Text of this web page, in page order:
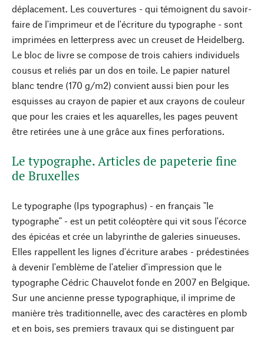
déplacement. Les couvertures - qui témoignent du savoir-
faire de l'imprimeur et de l'écriture du typographe - sont
imprimées en letterpress avec un creuset de Heidelberg.
Le bloc de livre se compose de trois cahiers individuels
cousus et reliés par un dos en toile. Le papier naturel
blanc tendre (170 g/m2) convient aussi bien pour les
esquisses au crayon de papier et aux crayons de couleur
que pour les craies et les aquarelles, les pages peuvent
être retirées une à une grâce aux fines perforations.
Le typographe. Articles de papeterie fine
de Bruxelles
Le typographe (Ips typographus) - en français "le
typographe" - est un petit coléoptère qui vit sous l'écorce
des épicéas et crée un labyrinthe de galeries sinueuses.
Elles rappellent les lignes d'écriture arabes - prédestinées
à devenir l'emblème de l'atelier d'impression que le
typographe Cédric Chauvelot fonde en 2007 en Belgique.
Sur une ancienne presse typographique, il imprime de
manière très traditionnelle, avec des caractères en plomb
et en bois, ses premiers travaux qui se distinguent par